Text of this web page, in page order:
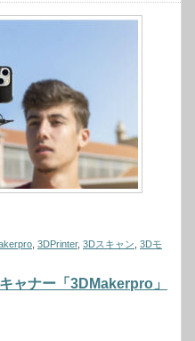
3DPrinter, 3Dスキャン 3Dモ
ャナー「3DMakerpro」